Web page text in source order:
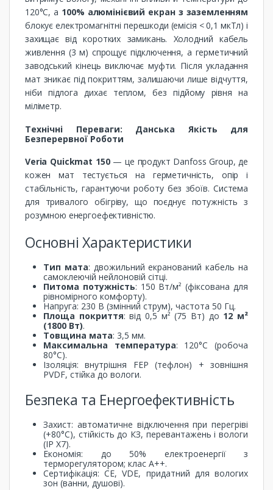
120°C, а 100% алюмінієвий екран з заземленням
блокує електромагнітні перешкоди (емісія < 0,1 мкТл) і
захищає від коротких замикань. Холодний кабель
живлення (3 м) спрощує підключення, а герметичний
заводський кінець виключає муфти. Після укладання
мат зникає під покриттям, залишаючи лише відчуття,
ніби підлога дихає теплом, без підйому рівня на
міліметр.
Технічні Переваги: Данська Якість для
Безперервної Роботи
Veria Quickmat 150— це продукт Danfoss Group, де
кожен мат тестується на герметичність, опір і
стабільність, гарантуючи роботу без збоїв. Система
для тривалого обігріву, що поєднує потужність з
розумною енергоефективністю.
Основні Характеристики
Тип мата: двожильний екранований кабель на
самоклеючій нейлоновій сітці.
Питома потужність: 150 Вт/м² (фіксована для
рівномірного комфорту).
Напруга: 230 В (змінний струм), частота 50 Гц.
Площа покриття: від 0,5 м² (75 Вт) до 12 м²
(1800 Вт).
Товщина мата: 3,5 мм.
Максимальна температура: 120°C (робоча
80°C).
Ізоляція: внутрішня FEP (тефлон) + зовнішня
PVDF, стійка до вологи.
Безпека та Енергоефективність
Захист: автоматичне відключення при перегріві
(+80°C), стійкість до КЗ, перевантажень і вологи
(IP X7).
Економія: до 50% електроенергії з
терморегулятором; клас A++.
Сертифікація: CE, VDE, придатний для вологих
зон (ванни, душові).